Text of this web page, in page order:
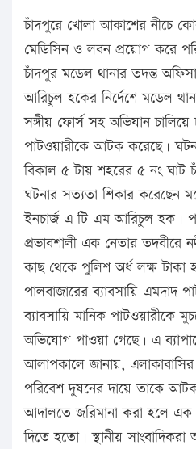
চাঁদপুরে খোলা আকাশের নীচে
মেডিসিন ও লবন প্রয়োগ করে
চাঁদপুর মডেল থানার তদন্ত
আরিচুল হকের নির্দেশে মডেল
সঙ্গীয় ফোর্স সহ অভিযান চালিয়ে
পাটওয়ারীকে আটক করেছে।
বিকাল ৫ টায় শহরের ৫ নং ঘাট
ঘটনার সত্যতা শিকার করেছেন
ইনচার্জ এ টি এম আরিচুল হক।
প্রভাবশালী এক নেতার তদবীরে
কাছ থেকে পুলিশ অর্ধ লক্ষ টাকা
পালবাজারের ব্যাবসায়ি এমদাদ
ব্যাবসায়ি মানিক পাটওয়ারীকে
অভিযোগ পাওয়া গেছে। এ
আলাপকালে জানায়, এলাকাবাসির
পরিবেশ দুষনের দায়ে তাকে
আদালতে জরিমানা করা হলে এক
দিতে হতো। স্থানীয়